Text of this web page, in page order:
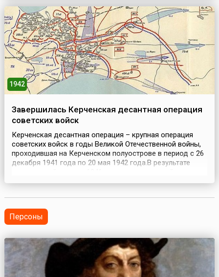
года Сталин поручил разработать проект ордена для ...
1942
Завершилась Керченская десантная операция
советских войск
Керченская десантная операция – крупная операция
советских войск в годы Великой Отечественной войны,
проходившая на Керченском полуострове в период с 26
декабря 1941 года по 20 мая 1942 года.В результате
операции по захвату Крымского полуострова, уже к 16
оккупирован захватчиками. Фашистские войска ...
Персоны